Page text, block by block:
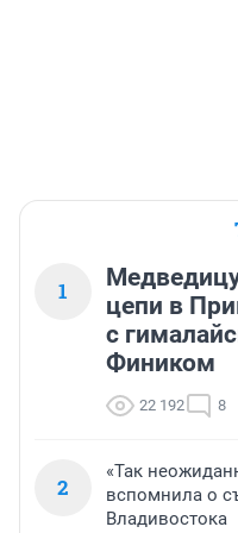
1
цепи в
с
Фиником
22 192 8
2
«Так
вспомнила о
Владивостока